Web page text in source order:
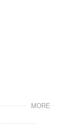
MORE